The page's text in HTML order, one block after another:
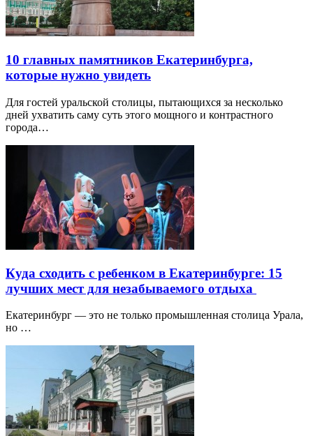
10 главных памятников Екатеринбурга,
которые нужно увидеть
Для гостей уральской столицы, пытающихся за несколько
дней ухватить саму суть этого мощного и контрастного
города…
Куда сходить с ребенком в Екатеринбурге: 15
лучших мест для незабываемого отдыха
Екатеринбург — это не только промышленная столица Урала,
но …